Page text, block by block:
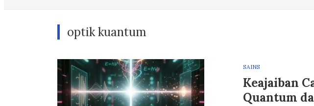
optik kuantum
SAINS
Keajaiban
Quantum